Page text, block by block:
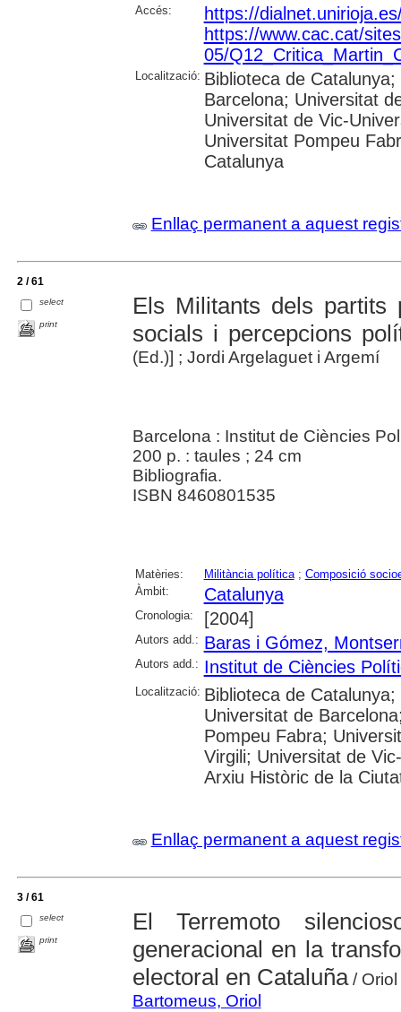
Accés:
https://
https://www.cac.cat/
05/
Localització: Biblioteca de
Barcelona; Universitat
Universitat de Vic-
Universitat Pompeu
Catalunya
Enllaç permanent a aquest
2 / 61
select
print
Els Militants dels
socials i percepcions
(Ed.)] ; Jordi Argelaguet i Argemí
Barcelona : Institut de Ciències
200 p. : taules ; 24 cm
Bibliografia.
ISBN 8460801535
Matèries: Militància política; Composició
Àmbit:
Catalunya
Cronologia: [2004]
Autors add.: Baras i Gómez,
Autors add.: Institut de Ciències
Localització: Biblioteca de
Universitat de
Pompeu Fabra;
Virgili; Universitat de
Arxiu Històric de la
Enllaç permanent a aquest
3 / 61
select
print
El Terremoto
generacional en la
electoral en Cataluña/ Oriol
Bartomeus, Oriol